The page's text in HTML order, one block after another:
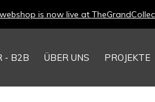
- B2B ÜBER UNS PROJEKTE
is now live at